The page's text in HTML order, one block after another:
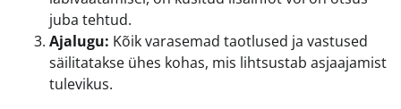
juba tehtud.
Ajalugu: Kõik varasemad taotlused ja vastused
säilitatakse ühes kohas, mis lihtsustab asjaajamist
tulevikus.